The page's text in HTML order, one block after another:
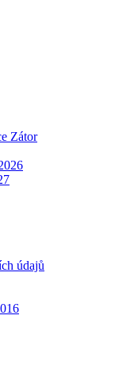
Zátor
údajů